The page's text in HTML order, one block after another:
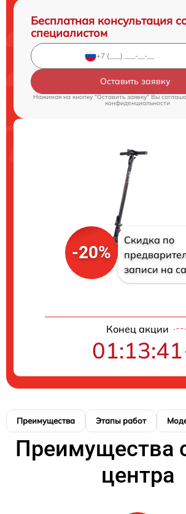
Бесплатная консультация
специалистом
Оставить заявку
Нажимая на кнопку "Оставить заявку" Вы
конфиденциальности
-20%
Скидка по
записи на
Конец акции
01:13:40
Преимущества Этапы работ
Преимущества
центра